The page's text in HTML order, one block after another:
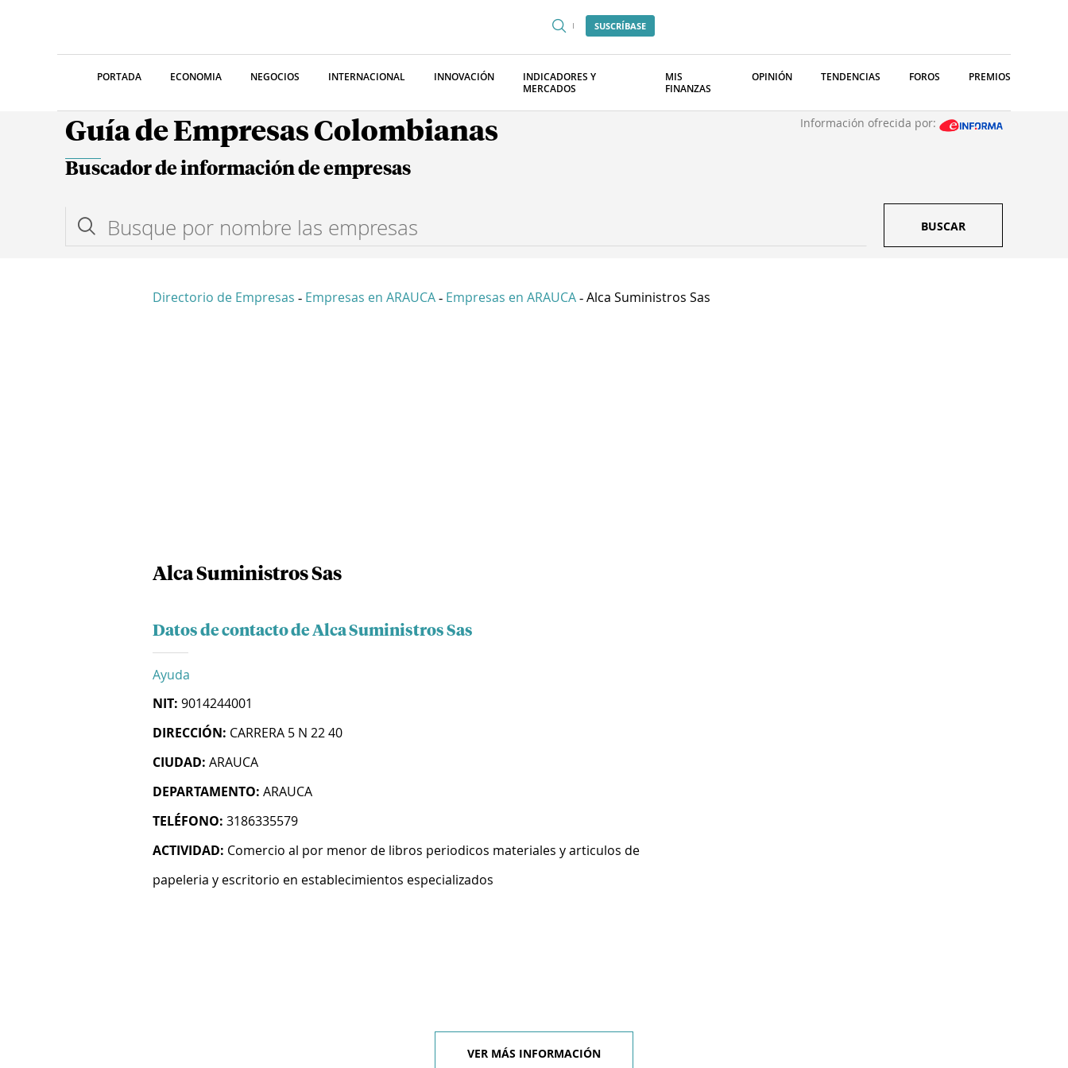
SUSCRÍBASE
PORTADA ECONOMIA NEGOCIOS INTERNACIONAL INNOVACIÓN
INDICADORES Y
MERCADOS
MIS
FINANZAS
OPINIÓN TENDENCIAS FOROS PREMIOS
Guía de Empresas Colombianas Información ofrecida por:
Buscador de información de empresas
BUSCAR
Directorio de Empresas - Empresas en ARAUCA - Empresas en ARAUCA - Alca Suministros Sas
Alca Suministros Sas
Datos de contacto de Alca Suministros Sas
Ayuda
NIT: 9014244001
DIRECCIÓN: CARRERA 5 N 22 40
CIUDAD: ARAUCA
DEPARTAMENTO: ARAUCA
TELÉFONO: 3186335579
ACTIVIDAD: Comercio al por menor de libros periodicos materiales y articulos de
papeleria y escritorio en establecimientos especializados
VER MÁS INFORMACIÓN